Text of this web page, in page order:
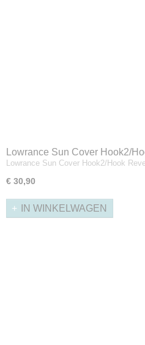
Lowrance Sun Cover Hook2/
Lowrance Sun Cover Hook2/Hook
€ 30,90
IN WINKELWAGEN